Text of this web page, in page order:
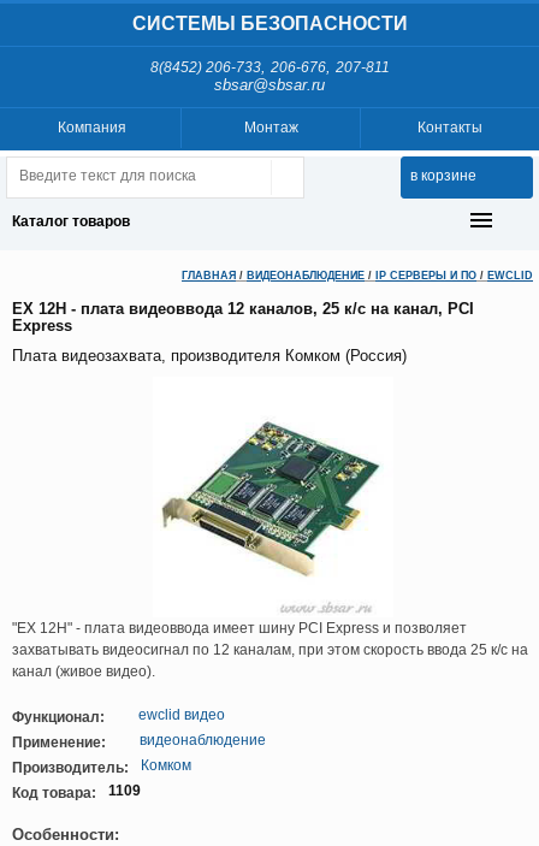
СИСТЕМЫ БЕЗОПАСНОСТИ
8(8452) 206-733, 206-676, 207-811
sbsar@sbsar.ru
Контакты
Монтаж
Компания
в корзине
Каталог товаров
ГЛАВНАЯ / ВИДЕОНАБЛЮДЕНИЕ / IP СЕРВЕРЫ И ПО / EWCLID
EX 12H - плата видеоввода 12 каналов, 25 к/с на канал, PCI
Express
Плата видеозахвата, производителя Комком (Россия)
"EX 12H" - плата видеоввода имеет шину PCI Express и позволяет
захватывать видеосигнал по 12 каналам, при этом скорость ввода 25 к/с на
канал (живое видео).
Функционал:
ewclid видео
Применение:
видеонаблюдение
Производитель:
Комком
Код товара:
1109
Особенности: